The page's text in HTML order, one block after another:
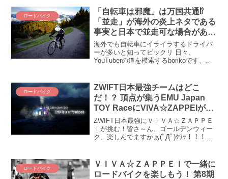
って、今回の伊吹山で270Wに戻っ
た・・・本当に！？ どうも信じられない
(-_-;)そうだ、TrainerRoadに聞いてみよ
う。
ロードバイク
「自転車は邪魔」は万国共通⁉
「並走」が海外の炎上ネタである
事実と日本で並走可な場合がある
ことの衝撃
海外でも自転車にイライラするドライバ
ーが多いと知ってビックリ 日々、
YouTuberの道を模索するborikoです、こ
けそうですが、まったくその通りです。
そ...
ロードバイク
ZWIFT日本最強チームはどこ
だ！？ 頂点が集うEMU Japan
TOY RaceにVIVA☆ZAPPEIが参
戦します！
ZWIFT日本最強にＶＩＶＡ☆ＺＡＰＰＥ
Ｉが挑む！皆さ～ん、ゴールデンウィー
ク、楽しんでますかぁ(ﾟДﾟ)ｸﾜｯ！！！！
プレゼンツZwift 1DAY Stag...
ロードバイク
ＶＩＶＡ☆ＺＡＰＰＥＩで一緒に
ロードバイクを楽しもう！ 第8期